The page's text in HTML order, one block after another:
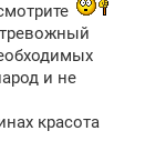
тревожный
и не
красота